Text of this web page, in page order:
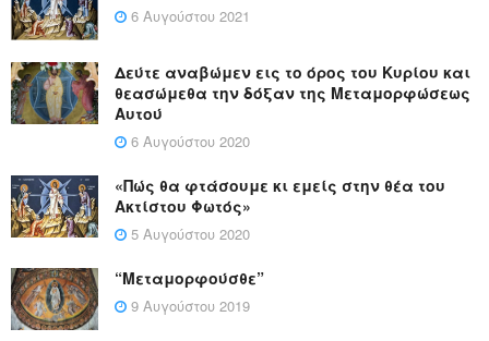
6 Αυγούστου 2021
Δεύτε αναβώμεν εις το όρος του Κυρίου και
θεασώμεθα την δόξαν της Μεταμορφώσεως
Αυτού
6 Αυγούστου 2020
«Πώς θα φτάσουμε κι εμείς στην θέα του
Ακτίστου Φωτός»
5 Αυγούστου 2020
“Μεταμορφούσθε”
9 Αυγούστου 2019